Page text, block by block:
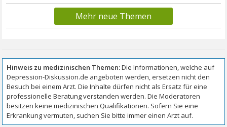
Mehr neue Themen